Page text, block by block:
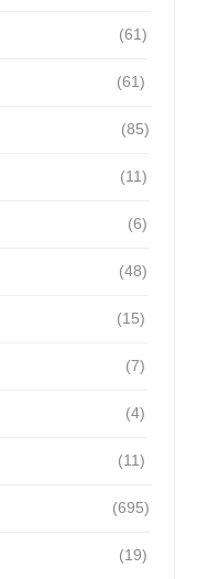
(61)
(61)
(85)
(11)
(6)
(48)
(15)
(7)
(4)
(11)
(695)
(19)